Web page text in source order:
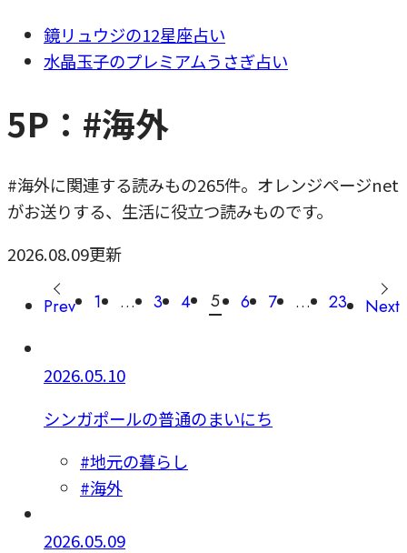
鏡リュウジの12星座占い
水晶玉子のプレミアムうさぎ占い
5P：#海外
#海外に関連する読みもの265件。オレンジページnet
がお送りする、生活に役立つ読みものです。
2026.08.09更新
Prev 1 … 3 4 5 6 7 … 23 Next
2026.05.10
シンガポールの普通のまいにち
#地元の暮らし
#海外
2026.05.09